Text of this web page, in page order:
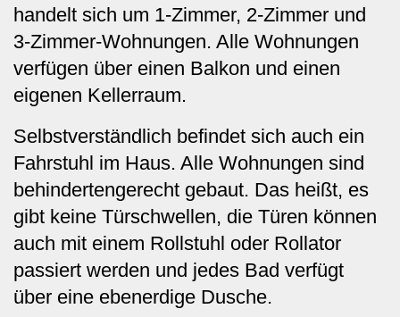
handelt sich um 1-Zimmer, 2-Zimmer und
3-Zimmer-Wohnungen. Alle Wohnungen
verfügen über einen Balkon und einen
eigenen Kellerraum.
Selbstverständlich befindet sich auch ein
Fahrstuhl im Haus. Alle Wohnungen sind
behindertengerecht gebaut. Das heißt, es
gibt keine Türschwellen, die Türen können
auch mit einem Rollstuhl oder Rollator
passiert werden und jedes Bad verfügt
über eine ebenerdige Dusche.